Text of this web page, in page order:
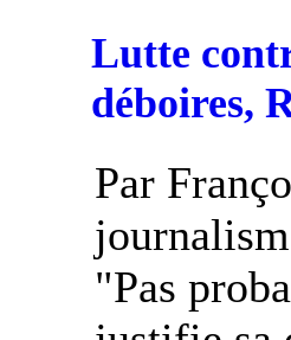
Lutte
déboires,
Par
"Pas